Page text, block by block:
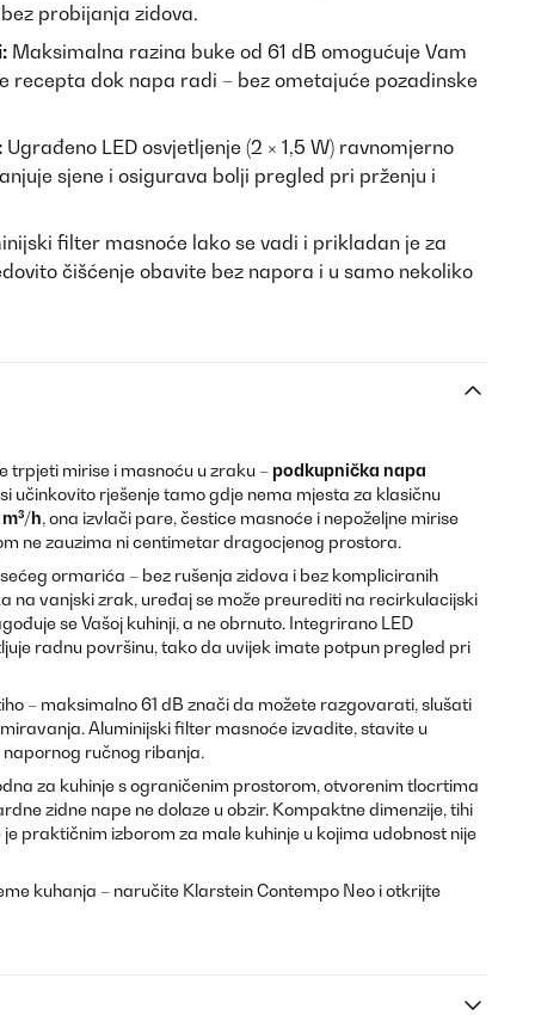
probijanja zidova.
Maksimalna razina buke od 61 dB omogućuje Vam
recepta dok napa radi – bez ometajuće pozadinske
Ugrađeno LED osvjetljenje (2 × 1,5 W) ravnomjerno
sjene i osigurava bolji pregled pri prženju i
filter masnoće lako se vadi i prikladan je za
čišćenje obavite bez napora i u samo nekoliko
trpjeti mirise i masnoću u zraku – podkupnička napa
učinkovito rješenje tamo gdje nema mjesta za klasičnu
h, ona izvlači pare, čestice masnoće i nepoželjne mirise
ne zauzima ni centimetar dragocjenog prostora.
ormarića – bez rušenja zidova i bez kompliciranih
na vanjski zrak, uređaj se može preurediti na recirkulacijski
se Vašoj kuhinji, a ne obrnuto. Integrirano LED
radnu površinu, tako da uvijek imate potpun pregled pri
– maksimalno 61 dB znači da možete razgovarati, slušati
Aluminijski filter masnoće izvadite, stavite u
ručnog ribanja.
za kuhinje s ograničenim prostorom, otvorenim tlocrtima
zidne nape ne dolaze u obzir. Kompaktne dimenzije, tihi
praktičnim izborom za male kuhinje u kojima udobnost nije
kuhanja – naručite Klarstein Contempo Neo i otkrijte